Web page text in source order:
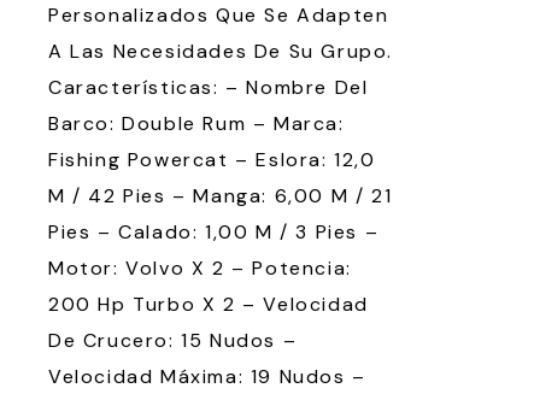
Personalizados Que Se Adapten
A Las Necesidades De Su Grupo.
Características: – Nombre Del
Barco: Double Rum – Marca:
Fishing Powercat – Eslora: 12,0
M / 42 Pies – Manga: 6,00 M / 21
Pies – Calado: 1,00 M / 3 Pies –
Motor: Volvo X 2 – Potencia:
200 Hp Turbo X 2 – Velocidad
De Crucero: 15 Nudos –
Velocidad Máxima: 19 Nudos –